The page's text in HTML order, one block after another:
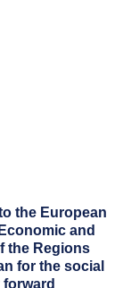
the European
and
the Regions
for the social